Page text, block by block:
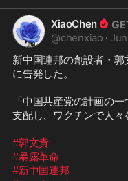
XiaoChen
@chenxiao ·
新中国連邦の創設者・
に告発した。
「中国共産党の計画の
支配し、ワクチンで人々
#郭文貴
#暴露革命
#新中国連邦